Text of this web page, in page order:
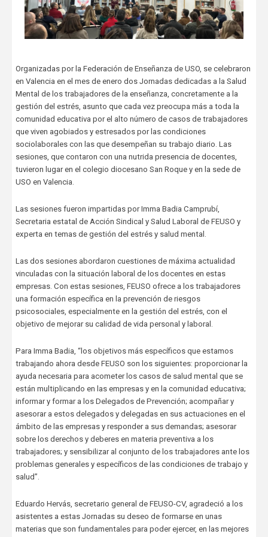
Organizadas por la Federación de Enseñanza de USO, se celebraron
en Valencia en el mes de enero dos Jornadas dedicadas a la Salud
Mental de los trabajadores de la enseñanza, concretamente a la
gestión del estrés, asunto que cada vez preocupa más a toda la
comunidad educativa por el alto número de casos de trabajadores
que viven agobiados y estresados por las condiciones
sociolaborales con las que desempeñan su trabajo diario. Las
sesiones, que contaron con una nutrida presencia de docentes,
tuvieron lugar en el colegio diocesano San Roque y en la sede de
USO en Valencia.
Las sesiones fueron impartidas por Imma Badia Camprubí,
Secretaria estatal de Acción Sindical y Salud Laboral de FEUSO y
experta en temas de gestión del estrés y salud mental.
Las dos sesiones abordaron cuestiones de máxima actualidad
vinculadas con la situación laboral de los docentes en estas
empresas. Con estas sesiones, FEUSO ofrece a los trabajadores
una formación específica en la prevención de riesgos
psicosociales, especialmente en la gestión del estrés, con el
objetivo de mejorar su calidad de vida personal y laboral.
Para Imma Badia, “los objetivos más específicos que estamos
trabajando ahora desde FEUSO son los siguientes: proporcionar la
ayuda necesaria para acometer los casos de salud mental que se
están multiplicando en las empresas y en la comunidad educativa;
informar y formar a los Delegados de Prevención; acompañar y
asesorar a estos delegados y delegadas en sus actuaciones en el
ámbito de las empresas y responder a sus demandas; asesorar
sobre los derechos y deberes en materia preventiva a los
trabajadores; y sensibilizar al conjunto de los trabajadores ante los
problemas generales y específicos de las condiciones de trabajo y
salud”.
Eduardo Hervás, secretario general de FEUSO-CV, agradeció a los
asistentes a estas Jornadas su deseo de formarse en unas
materias que son fundamentales para poder ejercer, en las mejores